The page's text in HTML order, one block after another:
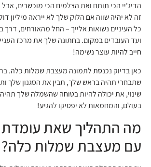
הדיג'יי הכי תותח ואת הצלמים הכי מוכשרים,
זה לא יהיה שווה אם הלוק שלך לא ייראה מיליון
כל העיניים נשואות אלייך – החל מהאורחים,
ועד העובדים במקום. בחתונה שלך את מרכז
חייב להיות עוצר נשימה!
כאן בדיוק נכנסת לתמונה מעצבת שמלות כלה.
שתבחרי תהיה בראש שלך, תבין את הסגנון שלך
שינוי, את יכולה להיות בטוחה שהשמלה שלך
בעולם, והמחמאות לא יפסיקו להגיע!
מה התהליך שאת עומדת
עם מעצבת שמלות כלה?